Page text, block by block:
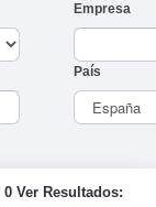
Empresa
País
0 Ver Resultados: